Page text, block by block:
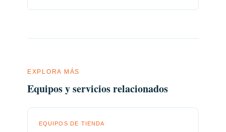
EXPLORA MÁS
Equipos y servicios relacionados
EQUIPOS DE TIENDA